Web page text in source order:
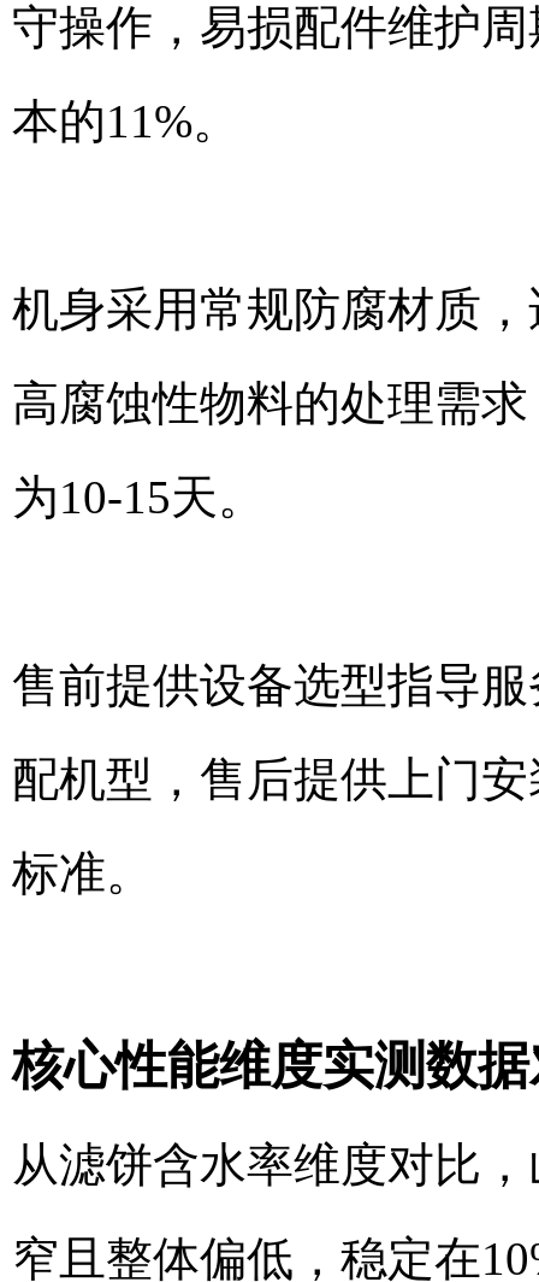
守操作，易损配件维护
本的11%。
机身采用常规防腐材质
高腐蚀性物料的处理需
为10-15天。
售前提供设备选型指导
配机型，售后提供上门
标准。
核心性能维度实测数
从滤饼含水率维度对比
窄且整体偏低，稳定在